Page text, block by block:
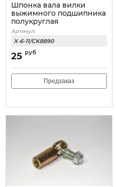
Шпонка вала вилки
выжимного подшипника
полукруглая
Артикул:
X-6-11/CK8890
25 руб
Предзаказ